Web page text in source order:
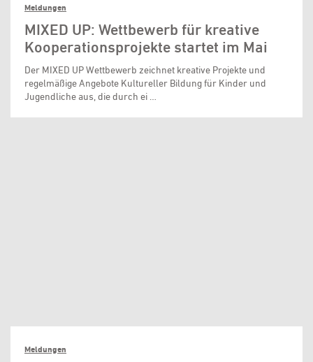
Meldungen
MIXED UP: Wettbewerb für kreative
Kooperationsprojekte startet im Mai
Der MIXED UP Wettbewerb zeichnet kreative Projekte und
regelmäßige Angebote Kultureller Bildung für Kinder und
Jugendliche aus, die durch ei …
Meldungen